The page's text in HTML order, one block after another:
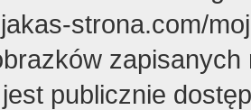
strona.com/
publicznie